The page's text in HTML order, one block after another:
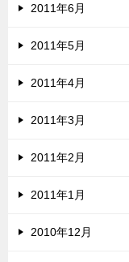
2011年6月
2011年5月
2011年4月
2011年3月
2011年2月
2011年1月
2010年12月